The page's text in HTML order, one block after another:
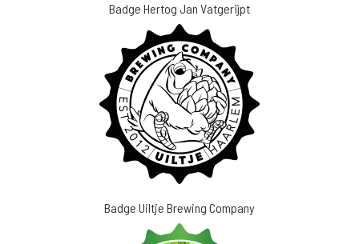
Badge Hertog Jan Vatgerijpt
Badge Uiltje Brewing Company